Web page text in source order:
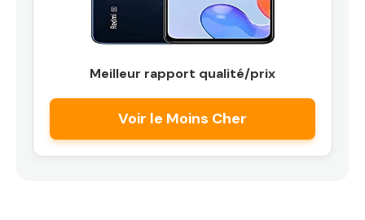
Meilleur rapport qualité/prix
Voir le Moins Cher